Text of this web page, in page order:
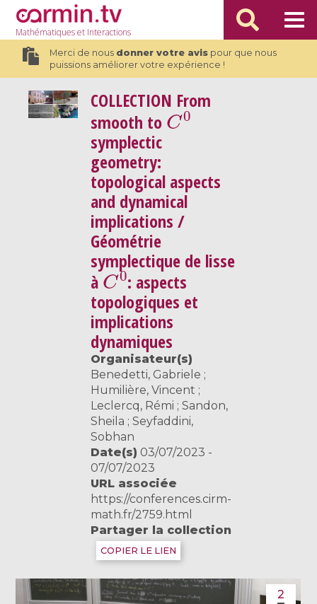
Mathématiqueset Interactions
Merci de nous donner votre avispour que nous
puissions améliorer votre expérience !
COLLECTION From
smooth to
C 0
symplectic
geometry:
topological aspects
and dynamical
implications /
Géométrie
symplectique de lisse
à
C0
: aspects
topologiques et
implications
dynamiques
Organisateur(s)
Benedetti, Gabriele ;
Humilière, Vincent ;
Leclercq, Rémi ; Sandon,
Sheila ; Seyfaddini,
Sobhan
Date(s) 03/07/2023 -
07/07/2023
URL associée
https://conferences.cirm-
math.fr/2759.html
Partager la collection
COPIER LE LIEN
2